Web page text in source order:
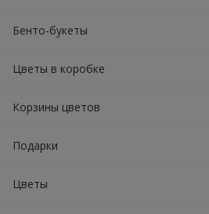
Бенто-букеты
Цветы в коробке
Корзины цветов
Подарки
Цветы